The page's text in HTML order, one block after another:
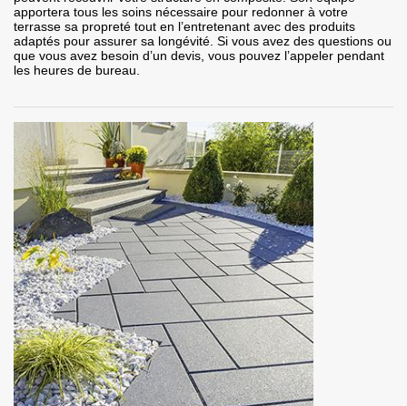
apportera tous les soins nécessaire pour redonner à votre
terrasse sa propreté tout en l’entretenant avec des produits
adaptés pour assurer sa longévité. Si vous avez des questions ou
que vous avez besoin d’un devis, vous pouvez l’appeler pendant
les heures de bureau.